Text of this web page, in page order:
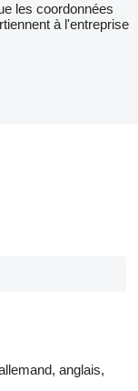
les coordonnées
à l'entreprise
anglais,